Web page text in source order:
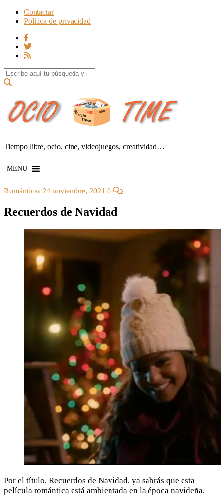
Contactar
Política de privacidad
Search for:
Tiempo libre, ocio, cine, videojuegos, creatividad…
MENU
Románticas 24 noviembre, 2021 0
Recuerdos de Navidad
Por el título, Recuerdos de Navidad, ya sabrás que esta
película romántica está ambientada en la época navideña.